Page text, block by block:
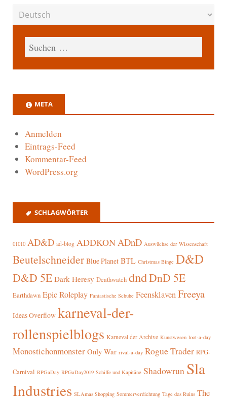
META
Anmelden
Eintrags-Feed
Kommentar-Feed
WordPress.org
SCHLAGWÖRTER
01010 AD&D ad-blog ADDKONADnD Auswüchse der Wissenschaft
Beutelschneider Blue Planet BTL Christmas Binge D&D
D&D 5E Dark Heresy Deathwatch dndDnD 5E
Earthdawn Epic Roleplay Fantastische Schuhe FeensklavenFreeya
Ideas Overflow karneval-der-
rollenspielblogs Karneval der Archive Kunstwesen loot-a-day
Monostichonmonster Only War rival-a-day Rogue Trader RPG-
Carnival RPGaDay RPGaDay2019 Schiffe und Kapitäne Shadowrun Sla
Industries SLAmas Shopping Sommerverdichtung Tage des Ruins The